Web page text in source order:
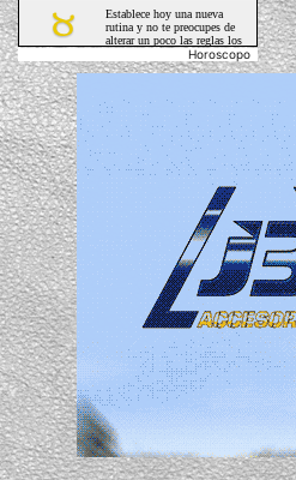
Horoscopo